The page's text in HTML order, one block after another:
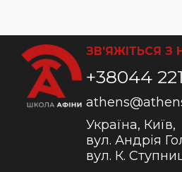
ЗВ’ЯЖІТЬСЯ З
+38044
Україна, Київ,
вул. Андрія
вул. К.